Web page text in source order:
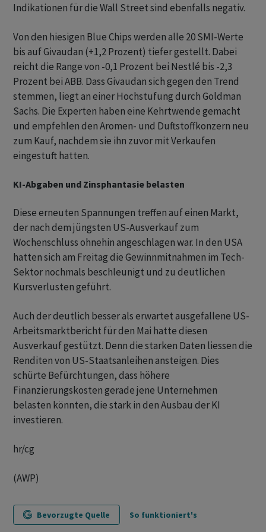
Indikationen für die Wall Street sind ebenfalls negativ.
Von den hiesigen Blue Chips werden alle 20 SMI-Werte
bis auf Givaudan (+1,2 Prozent) tiefer gestellt. Dabei
reicht die Range von -0,1 Prozent bei Nestlé bis -2,3
Prozent bei ABB. Dass Givaudan sich gegen den Trend
stemmen, liegt an einer Hochstufung durch Goldman
Sachs. Die Experten haben eine Kehrtwende gemacht
und empfehlen den Aromen- und Duftstoffkonzern neu
zum Kauf, nachdem sie ihn zuvor mit Verkaufen
eingestuft hatten.
KI-Abgaben und Zinsphantasie belasten
Diese erneuten Spannungen treffen auf einen Markt,
der nach dem jüngsten US-Ausverkauf zum
Wochenschluss ohnehin angeschlagen war. In den USA
hatten sich am Freitag die Gewinnmitnahmen im Tech-
Sektor nochmals beschleunigt und zu deutlichen
Kursverlusten geführt.
Auch der deutlich besser als erwartet ausgefallene US-
Arbeitsmarktbericht für den Mai hatte diesen
Ausverkauf gestützt. Denn die starken Daten liessen die
Renditen von US-Staatsanleihen ansteigen. Dies
schürte Befürchtungen, dass höhere
Finanzierungskosten gerade jene Unternehmen
belasten könnten, die stark in den Ausbau der KI
investieren.
hr/cg
(AWP)
Bevorzugte Quelle So funktioniert's